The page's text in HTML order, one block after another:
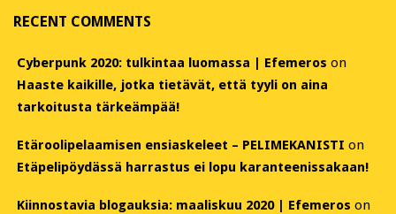
RECENT COMMENTS
Cyberpunk 2020: tulkintaa luomassa | Efemeros on
Haaste kaikille, jotka tietävät, että tyyli on aina
tarkoitusta tärkeämpää!
Etäroolipelaamisen ensiaskeleet – PELIMEKANISTI on
Etäpelipöydässä harrastus ei lopu karanteenissakaan!
Kiinnostavia blogauksia: maaliskuu 2020 | Efemeros on